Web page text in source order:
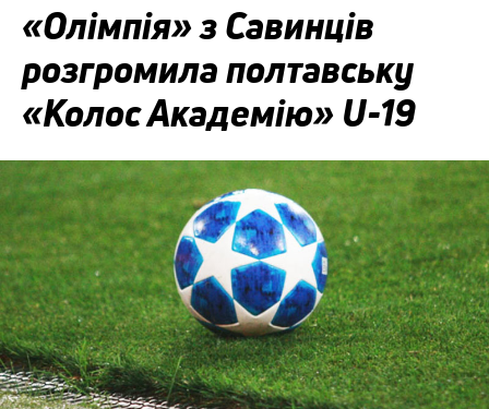
«Олімпія» з Савинців
розгромила полтавську
«Колос Академію» U-19